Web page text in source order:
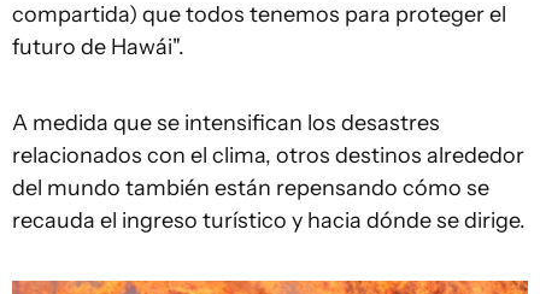
compartida) que todos tenemos para proteger el
futuro de Hawái".
A medida que se intensifican los desastres
relacionados con el clima, otros destinos alrededor
del mundo también están repensando cómo se
recauda el ingreso turístico y hacia dónde se dirige.